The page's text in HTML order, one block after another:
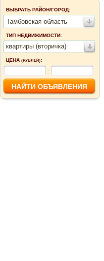
ВЫБРАТЬ РАЙОН/ГОРОД:
Тамбовская область
ТИП НЕДВИЖИМОСТИ:
квартиры (вторичка)
ЦЕНА (РУБЛЕЙ):
-